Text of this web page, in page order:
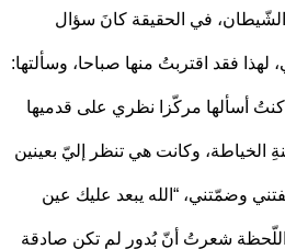
في الحقيقة كانَ سؤال
فقد اقتربتُ منها صباحا، وسألتها:
مركّزا نظري على قدميها
وكانت هي تنظر إليّ بعينين
“الله يبعد عليك عين
شعرتُ أنّ بُدور لم تكن صادقة